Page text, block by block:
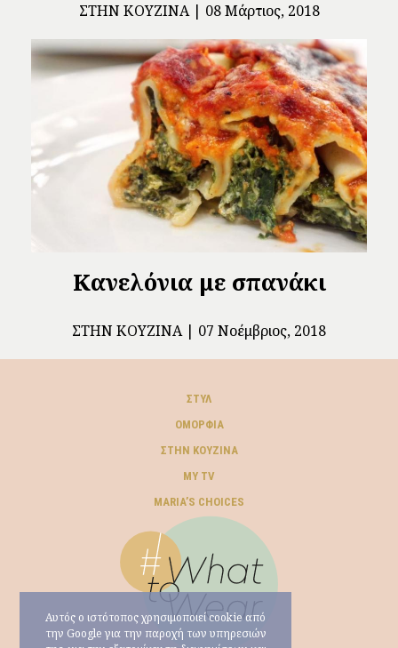
ΣΤΗΝ ΚΟΥΖΊΝΑ 08 Μάρτιος, 2018
Κανελόνια με σπανάκι
ΣΤΗΝ ΚΟΥΖΊΝΑ 07 Νοέμβριος, 2018
ΣΤΥΛ
ΟΜΟΡΦΙΆ
ΣΤΗΝ ΚΟΥΖΊΝΑ
MY TV
ΜARIA’S CHOICES
Αυτός ο ιστότοπος χρησιμοποιεί cookie από
την Google για την παροχή των υπηρεσιών